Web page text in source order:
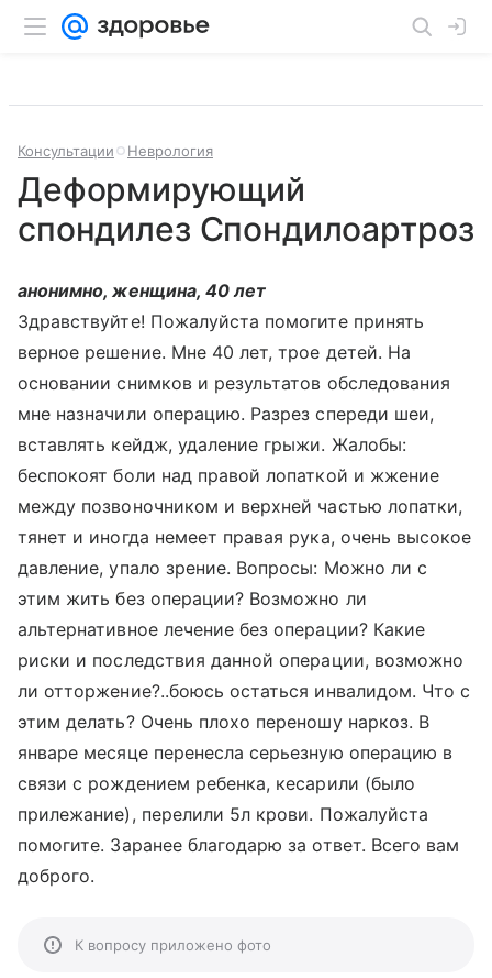
Консультации Неврология
Деформирующий
спондилез Спондилоартроз
анонимно, женщина, 40 лет
Здравствуйте! Пожалуйста помогите принять
верное решение. Мне 40 лет, трое детей. На
основании снимков и результатов обследования
мне назначили операцию. Разрез спереди шеи,
вставлять кейдж, удаление грыжи. Жалобы:
беспокоят боли над правой лопаткой и жжение
между позвоночником и верхней частью лопатки,
тянет и иногда немеет правая рука, очень высокое
давление, упало зрение. Вопросы: Можно ли с
этим жить без операции? Возможно ли
альтернативное лечение без операции? Какие
риски и последствия данной операции, возможно
ли отторжение?..боюсь остаться инвалидом. Что с
этим делать? Очень плохо переношу наркоз. В
январе месяце перенесла серьезную операцию в
связи с рождением ребенка, кесарили (было
прилежание), перелили 5л крови. Пожалуйста
помогите. Заранее благодарю за ответ. Всего вам
доброго.
К вопросу приложено фото